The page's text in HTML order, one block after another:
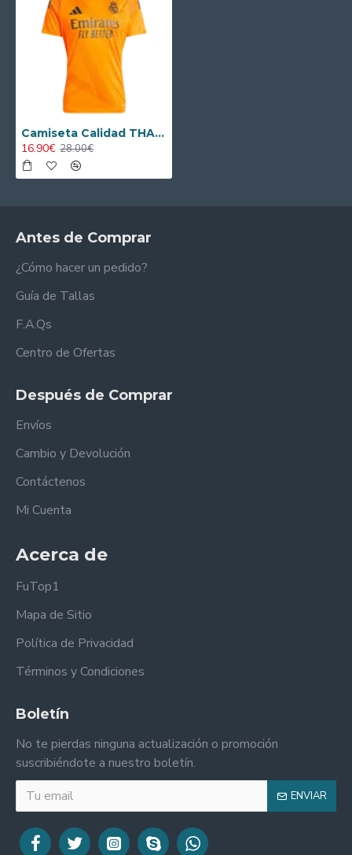
Camiseta Calidad THAI Real Madrid Visitante 2024/25
16.90€ 28.00€
Antes de Comprar
¿Cómo hacer un pedido?
Guía de Tallas
F.A.Qs
Centro de Ofertas
Después de Comprar
Envíos
Cambio y Devolución
Contáctenos
Mi Cuenta
Acerca de
FuTop1
Mapa de Sitio
Política de Privacidad
Términos y Condiciones
Boletín
No te pierdas ninguna actualización o promoción
suscribiéndote a nuestro boletín.
ENVIAR